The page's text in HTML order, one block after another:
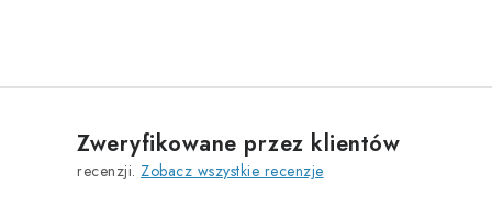
Zweryfikowane przez klientów
recenzji. Zobacz wszystkie recenzje